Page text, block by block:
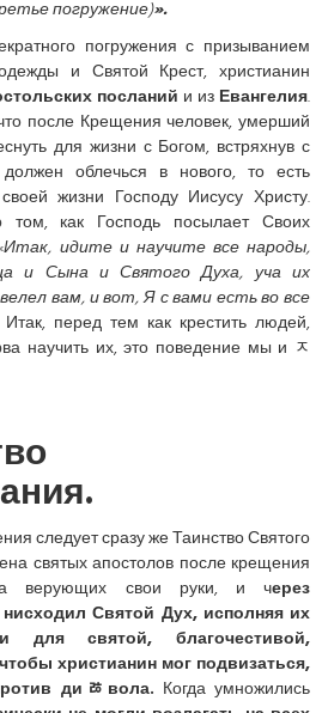
погружение)».
погружения с призыванием
и Святой Крест, христианин
посланий и из Евангелия.
после Крещения человек, умерший
для жизни с Богом, встряхнув с
облечься в нового, то есть
жизни Господу Иисусу Христу.
том, как Господь посылает Своих
Итак, идите и научите все народы,
и Сына и Святого Духа, уча их
вам, и вот, Я с вами есть во все
Итак, перед тем как крестить людей,
научить их, это поведение мы и ﾸ
следует сразу же Таинство Святого
святых апостолов после крещения
верующих свои руки, и через
Святой Дух, исполняя их
для святой, благочестивой,
христианин мог подвизаться,
диﾰвола. Когда умножились